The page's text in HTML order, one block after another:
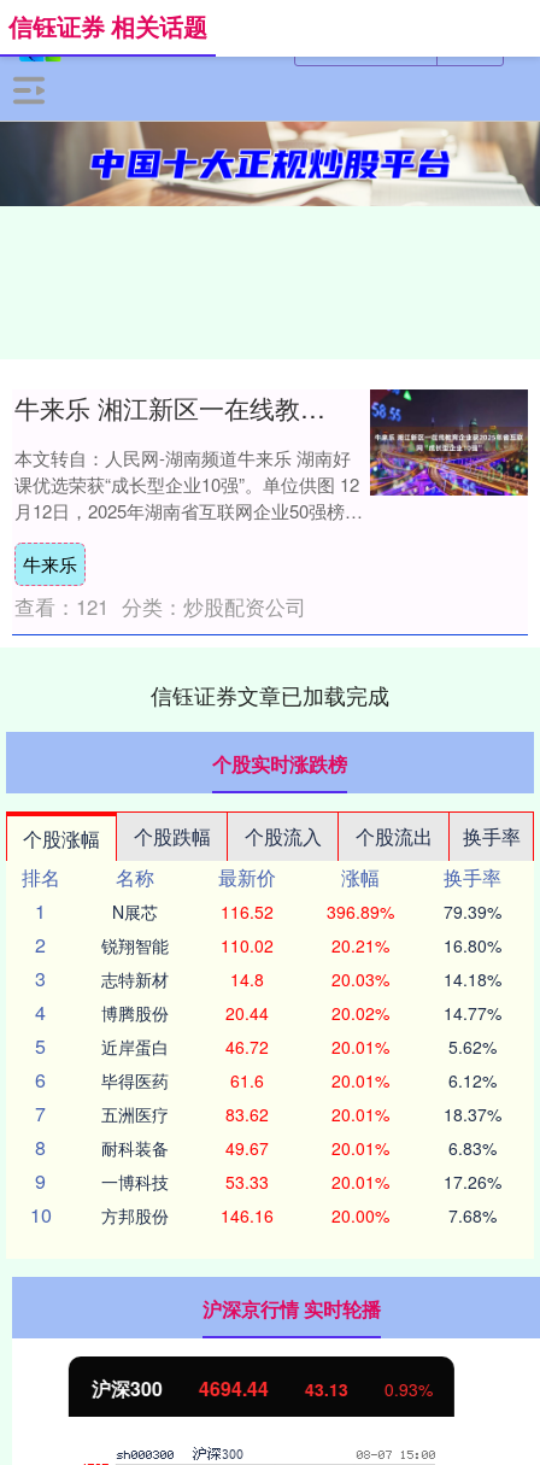
信钰证券 相关话题
牛来乐 湘江新区一在线教育企业获2025年省互联网“成长型企业10强”
本文转自：人民网-湖南频道牛来乐 湖南好
课优选荣获“成长型企业10强”。单位供图 12
月12日，2025年湖南省互联网企业50强榜单
在长沙正式发布。湖南好课优选....
牛来乐
查看： 121 分类： 炒股配资公司
信钰证券文章已加载完成
个股实时涨跌榜
个股涨幅 个股跌幅 个股流入 个股流出
换手率
排名
名称 最新价 涨幅
换手率
1
N展芯 116.52 396.89% 79.39%
2 锐翔智能 110.02 20.21% 16.80%
3 志特新材 14.8 20.03% 14.18%
4 博腾股份 20.44 20.02% 14.77%
5 近岸蛋白 46.72 20.01% 5.62%
6 毕得医药 61.6 20.01% 6.12%
7 五洲医疗 83.62 20.01% 18.37%
8 耐科装备 49.67 20.01% 6.83%
9 一博科技 53.33 20.01% 17.26%
10 方邦股份 146.16 20.00% 7.68%
沪深京行情 实时轮播
北证50 1134.24 11.37 1.01%